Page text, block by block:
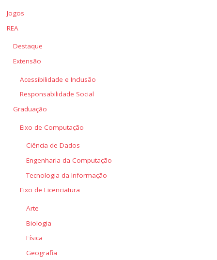
Jogos
REA
Destaque
Extensão
Acessibilidade e Inclusão
Responsabilidade Social
Graduação
Eixo de Computação
Ciência de Dados
Engenharia da Computação
Tecnologia da Informação
Eixo de Licenciatura
Arte
Biologia
Física
Geografia